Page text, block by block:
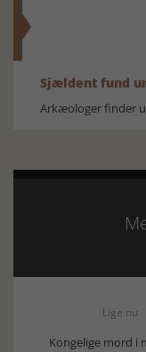
Sjældent fund
Arkæologer finder
Lige nu
Kongelige mord i